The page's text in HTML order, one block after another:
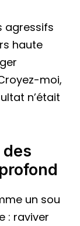
agressifs
haute
moi,
n’était
un sou
: raviver